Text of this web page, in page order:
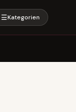
☰Kategorien